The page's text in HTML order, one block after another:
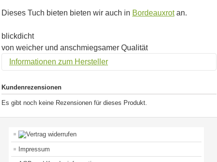
Dieses Tuch bieten bieten wir auch in Bordeauxrotan.
blickdicht
von weicher und anschmiegsamer Qualität
Informationen zum Hersteller
Kundenrezensionen
Es gibt noch keine Rezensionen für dieses Produkt.
Impressum